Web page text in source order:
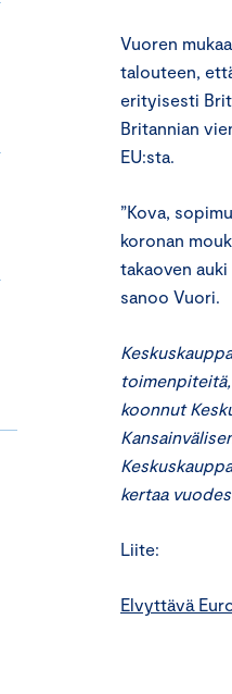
Vuoren
talouteen,
erityisesti
Britannian
EU:sta.
”Kova,
koronan
takaoven
sanoo Vuori.
koonnut
kertaa
Liite:
Elvyttävä